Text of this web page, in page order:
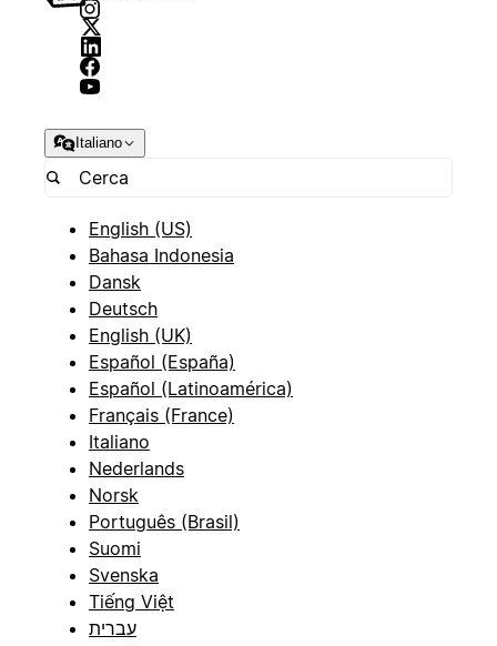
Italiano
English (US)
Bahasa Indonesia
Dansk
Deutsch
English (UK)
Español (España)
Español (Latinoamérica)
Français (France)
Italiano
Nederlands
Norsk
Português (Brasil)
Suomi
Svenska
Tiếng Việt
עברית